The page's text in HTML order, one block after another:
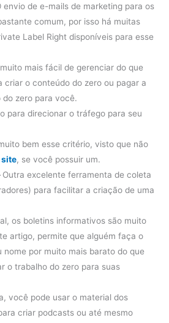
envio de e-mails de marketing para os
comum, por isso há muitas
Label Right disponíveis para esse
mais fácil de gerenciar do que
criar o conteúdo do zero ou pagar a
zero para você.
para direcionar o tráfego para seu
bem esse critério, visto que não
site, se você possuir um.
Outra excelente ferramenta de coleta
para facilitar a criação de uma
os boletins informativos são muito
artigo, permite que alguém faça o
nome por muito mais barato do que
o trabalho do zero para suas
você pode usar o material dos
criar podcasts ou até mesmo